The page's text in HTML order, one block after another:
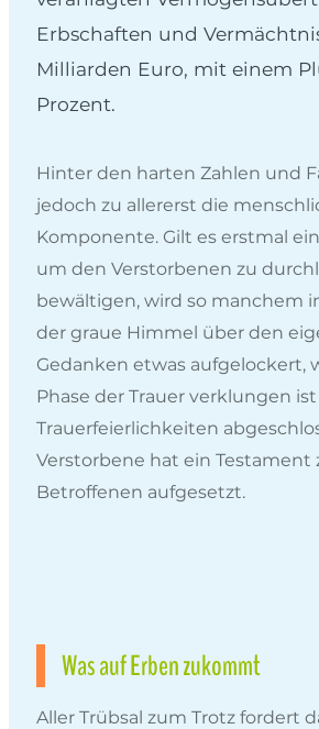
Erbschaften und
Milliarden Euro, mit einem
Prozent.
Hinter den harten Zahlen und
jedoch zu allererst die
Komponente. Gilt es erstmal
um den Verstorbenen zu
bewältigen, wird so manchem
der graue Himmel über den
Gedanken etwas aufgelockert,
Phase der Trauer verklungen
Trauerfeierlichkeiten
Verstorbene hat ein Testament
Betroffenen aufgesetzt.
Was auf Erben zukommt
Aller Trübsal zum Trotz fordert